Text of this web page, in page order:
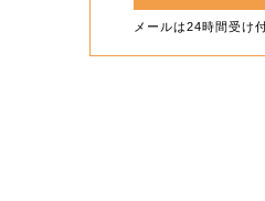
メールは24時間受け